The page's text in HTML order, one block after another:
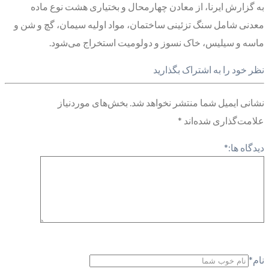
به گزارش ایرنا، از معادن چهارمحال و بختیاری هشت نوع ماده
معدنی شامل سنگ تزئینی ساختمان، مواد اولیه سیمان، گچ و شن و
ماسه و سیلیس، خاک نسوز و دولومیت استخراج می‌شود.
نظر خود را به اشتراک بگذارید
نشانی ایمیل شما منتشر نخواهد شد. بخش‌های موردنیاز
علامت‌گذاری شده‌اند *
دیدگاه ها:*
نام*